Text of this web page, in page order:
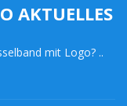
AKTUELLES
mit Logo? ..